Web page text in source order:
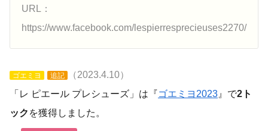
URL：
https://www.facebook.com/lespierresprecieuses2270/
ゴエミヨ 追記
（2023.4.10）
「レ ピエール プレシューズ」は『ゴエミヨ2023 』で2ト
ック を獲得しました。